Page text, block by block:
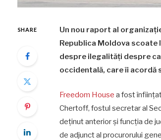
SHARE
Un nou raport al
Republica Moldova scoate
despre ilegalități despre
occidentală, care îi acordă
Freedom House a fost
Chertoff, fostul secretar al
deținut anterior și funcția de
de adjunct al procurorului